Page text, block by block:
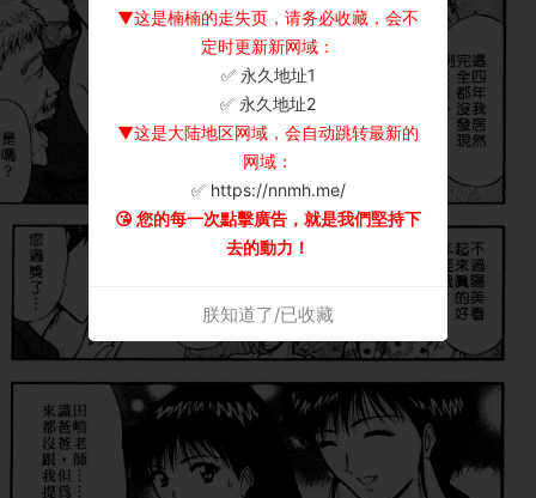
▼这是楠楠的走失页，请务必收藏，会不
定时更新新网域：
✅ 永久地址1
✅ 永久地址2
▼这是大陆地区网域，会自动跳转最新的
网域：
✅ https://nnmh.me/
😘 您的每一次點擊廣告，就是我們堅持下
去的動力！
朕知道了/已收藏